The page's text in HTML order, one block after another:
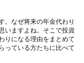
。なぜ将来の年金代わり
いますよね。そこで投資
りになる理由をまとめて
っている方たちに比べて